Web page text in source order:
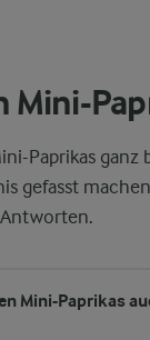
Mini-
Paprikas
gefasst
Mini-Paprikas